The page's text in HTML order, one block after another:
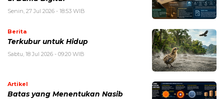
Senin, 27 Jul 2026 - 18:53 WIB
Berita
Terkubur untuk Hidup
Sabtu, 18 Jul 2026 - 09:20 WIB
Artikel
Batas yang Menentukan Nasib